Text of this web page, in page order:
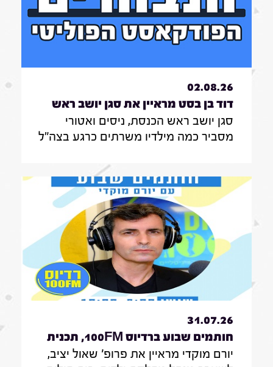
02.08.26
דוד בן בסט מראיין את סגן יושב ראש
הכנסת, ניסים ואטורי|31.7.26
סגן יושב ראש הכנסת, ניסים ואטורי
מסביר כמה מילדיו משרתים כרגע בצה"ל
מעצרים של משתמטים חרדים ואיזה שר
הוא רוצה להיות בממשלה הבאה
31.07.26
חותמים שבוע ברדיוס 100FM, תכנית
329, 31 ביולי 2026
יורם מוקדי מראיין את פרופ' שאול יציב,